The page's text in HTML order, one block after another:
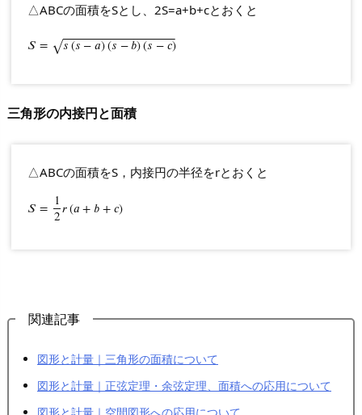
△ABCの面積をSとし、2S=a+b+cとおくと
𝑆 = 𝑠(𝑠 − 𝑎)(𝑠 −𝑏)(𝑠 −𝑐)
⎯ ⎯
⎯⎯⎯⎯⎯⎯⎯⎯⎯⎯⎯⎯⎯⎯⎯⎯⎯⎯⎯⎯⎯⎯⎯⎯⎯⎯⎯⎯⎯⎯⎯⎯⎯
√
S=s(s−a)(s−b)(s−c)
三角形の内接円と面積
△ABCの面積をS，内接円の半径をrとおくと
𝑆 = 1
2
𝑟(𝑎 + 𝑏 + 𝑐)
S= 12r(a +b+c)
関連記事
図形と計量｜三角形の面積について
図形と計量｜正弦定理・余弦定理、面積への応用について
図形と計量｜空間図形への応用について